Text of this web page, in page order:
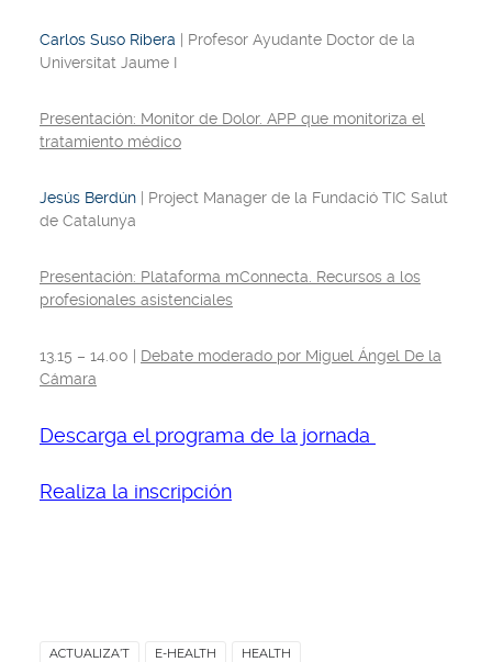
Carlos Suso Ribera | Profesor Ayudante Doctor de la
Universitat Jaume I
Presentación: Monitor de Dolor. APP que monitoriza el
tratamiento médico
Jesús Berdún | Project Manager de la Fundació TIC Salut
de Catalunya
Presentación: Plataforma mConnecta. Recursos a los
profesionales asistenciales
13.15 – 14.00 | Debate moderado por Miguel Ángel De la
Cámara
Descarga el programa de la jornada
Realiza la inscripción
ACTUALIZA’T E-HEALTH HEALTH